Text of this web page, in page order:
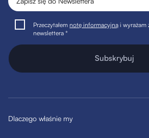
Przeczytałemnotę informacyjną i wyrażam
newslettera *
Subskrybuj
Dlaczego właśnie my